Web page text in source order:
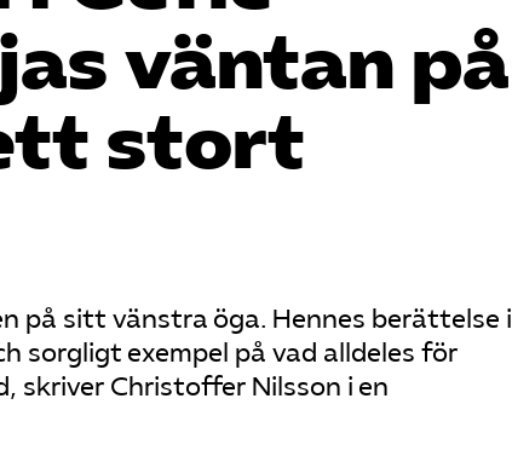
väntan på
stort
på sitt vänstra öga. Hennes berättelse i
sorgligt exempel på vad alldeles för
skriver Christoffer Nilsson i en